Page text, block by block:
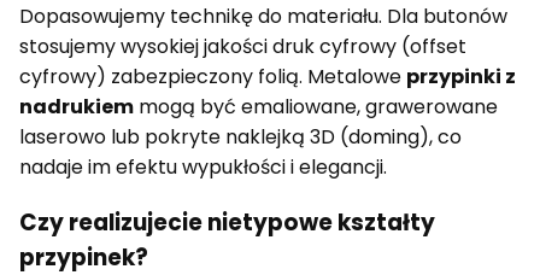
Dopasowujemy technikę do materiału. Dla butonów
stosujemy wysokiej jakości druk cyfrowy (offset
cyfrowy) zabezpieczony folią. Metalowe przypinki z
nadrukiem mogą być emaliowane, grawerowane
laserowo lub pokryte naklejką 3D (doming), co
nadaje im efektu wypukłości i elegancji.
Czy realizujecie nietypowe kształty
przypinek?